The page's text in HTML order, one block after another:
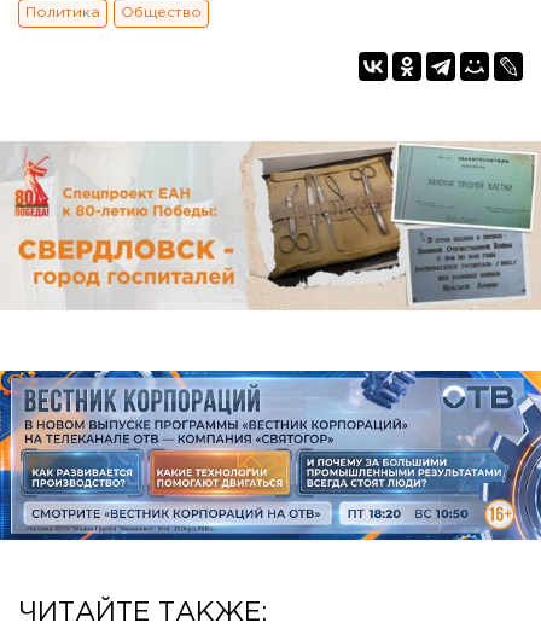
Политика Общество
ЧИТАЙТЕ ТАКЖЕ: